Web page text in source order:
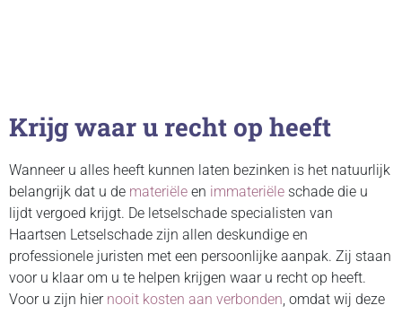
Krijg waar u recht op heeft
Wanneer u alles heeft kunnen laten bezinken is het natuurlijk
belangrijk dat u de materiële en immateriële schade die u
lijdt vergoed krijgt. De letselschade specialisten van
Haartsen Letselschade zijn allen deskundige en
professionele juristen met een persoonlijke aanpak. Zij staan
voor u klaar om u te helpen krijgen waar u recht op heeft.
Voor u zijn hier nooit kosten aan verbonden, omdat wij deze